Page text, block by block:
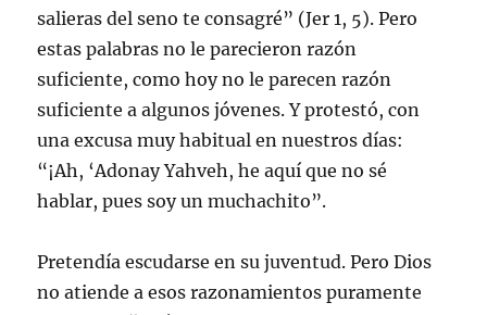
salieras del seno te consagré” (Jer 1, 5). Pero
estas palabras no le parecieron razón
suficiente, como hoy no le parecen razón
suficiente a algunos jóvenes. Y protestó, con
una excusa muy habitual en nuestros días:
“¡Ah, ‘Adonay Yahveh, he aquí que no sé
hablar, pues soy un muchachito”.
Pretendía escudarse en su juventud. Pero Dios
no atiende a esos razonamientos puramente